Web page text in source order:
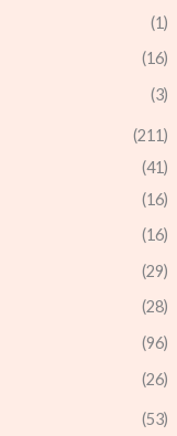
(1)
(16)
(3)
(211)
(41)
(16)
(16)
(29)
(28)
(96)
(26)
(53)